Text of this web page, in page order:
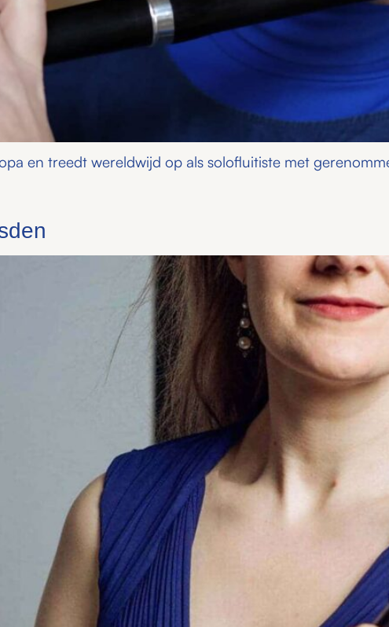
en treedt wereldwijd op als solofluitiste met